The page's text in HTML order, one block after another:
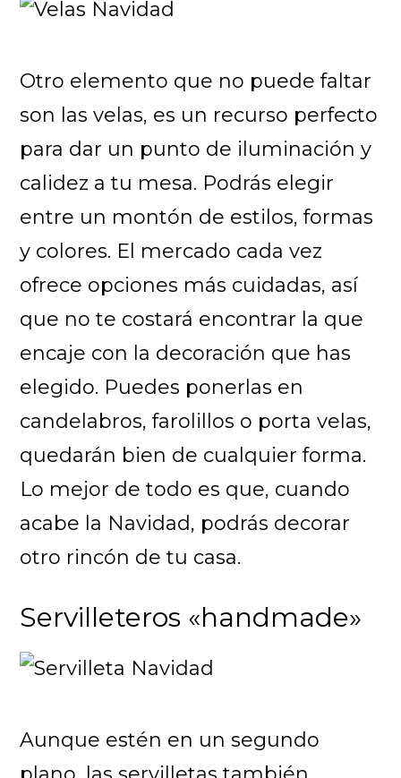
Otro elemento que no puede faltar
son las velas, es un recurso perfecto
para dar un punto de iluminación y
calidez a tu mesa. Podrás elegir
entre un montón de estilos, formas
y colores. El mercado cada vez
ofrece opciones más cuidadas, así
que no te costará encontrar la que
encaje con la decoración que has
elegido. Puedes ponerlas en
candelabros, farolillos o porta velas,
quedarán bien de cualquier forma.
Lo mejor de todo es que, cuando
acabe la Navidad, podrás decorar
otro rincón de tu casa.
Servilleteros «handmade»
Aunque estén en un segundo